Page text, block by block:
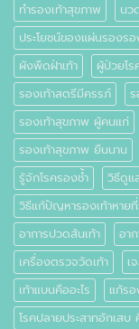
ทำรองเท้าสุขภาพ
นว
ประโยชน์ของแผ่นรองรอ
ผังพืดฝ่าเท้า
ผู้ป่วยโร
รองเท้าสตรีมีครรภ์
รองเท้าสุขภาพ ผู้คนแก่
รองเท้าสุขภาพ ยืนนาน
รู้จักโรครองช้ำ
วิธีดูแ
วิธีแก้ปัญหารองเท้าหาย
อาการปวดส้นเท้า
อา
เครื่องตรวจวัดเท้า
เ
เท้าแบนคืออะไร
แก้รอ
โรคปลายประสาทอักเสบ